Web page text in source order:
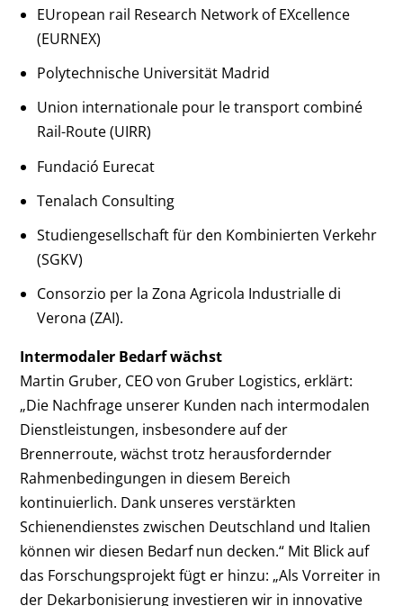
EUropean rail Research Network of EXcellence
(EURNEX)
Polytechnische Universität Madrid
Union internationale pour le transport combiné
Rail-Route (UIRR)
Fundació Eurecat
Tenalach Consulting
Studiengesellschaft für den Kombinierten Verkehr
(SGKV)
Consorzio per la Zona Agricola Industrialle di
Verona (ZAI).
Intermodaler Bedarf wächst
Martin Gruber, CEO von Gruber Logistics, erklärt:
„Die Nachfrage unserer Kunden nach intermodalen
Dienstleistungen, insbesondere auf der
Brennerroute, wächst trotz herausfordernder
Rahmenbedingungen in diesem Bereich
kontinuierlich. Dank unseres verstärkten
Schienendienstes zwischen Deutschland und Italien
können wir diesen Bedarf nun decken.“ Mit Blick auf
das Forschungsprojekt fügt er hinzu: „Als Vorreiter in
der Dekarbonisierung investieren wir in innovative